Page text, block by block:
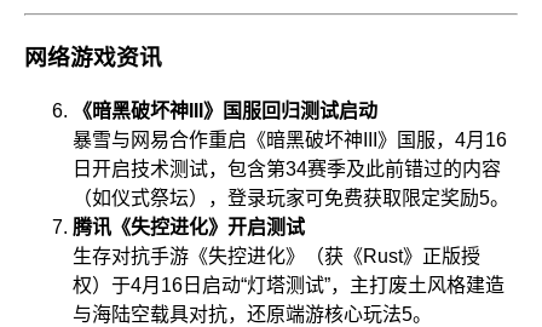
网络游戏资讯
《暗黑破坏神III》国服回归测试启动
暴雪与网易合作重启《暗黑破坏神III》国服，4月16
日开启技术测试，包含第34赛季及此前错过的内容
（如仪式祭坛），登录玩家可免费获取限定奖励5。
腾讯《失控进化》开启测试
生存对抗手游《失控进化》（获《Rust》正版授
权）于4月16日启动“灯塔测试”，主打废土风格建造
与海陆空载具对抗，还原端游核心玩法5。